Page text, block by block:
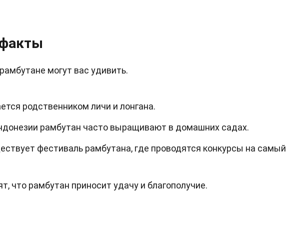
могут вас удивить.
родственником личи и лонгана.
рамбутан часто выращивают в домашних садах.
фестиваль рамбутана, где проводятся конкурсы на самый
что рамбутан приносит удачу и благополучие.